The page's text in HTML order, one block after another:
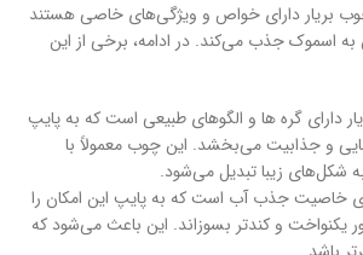
بریار دارای خواص و ویژگی‌های خاصی هستند
به اسموک جذب می‌کند. در ادامه، برخی از این
دارای گره ها و الگوهای طبیعی است که به پایپ‌
و جذابیت می‌بخشد. این چوب معمولاً با
شکل‌های زیبا تبدیل می‌شود.
خاصیت جذب آب است که به پایپ این امکان را
یکنواخت و کندتر بسوزاند. این باعث می‌شود که